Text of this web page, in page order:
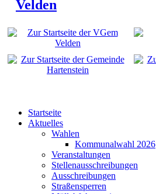
Startseite
Aktuelles
Wahlen
Kommunalwahl 2026
Veranstaltungen
Stellenausschreibungen
Ausschreibungen
Straßensperren